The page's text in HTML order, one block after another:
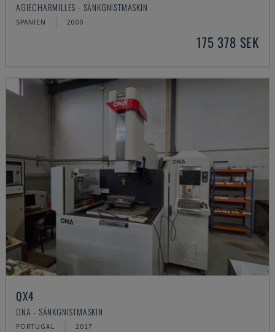
AGIECHARMILLES - SÄNKGNISTMASKIN
SPANIEN 2000
175 378 SEK
QX4
ONA - SÄNKGNISTMASKIN
PORTUGAL 2017